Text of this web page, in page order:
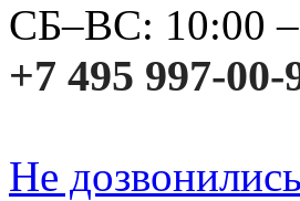
СБ–ВС: 10:00
+7 495 997-00-
Не